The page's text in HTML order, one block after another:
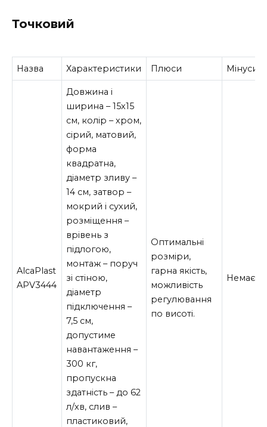
Точковий
Назва Характеристики Плюси Мінуси
AlcaPlast
APV3444
Довжина і
ширина – 15х15
см, колір – хром,
сірий, матовий,
форма
квадратна,
діаметр зливу –
14 см, затвор –
мокрий і сухий,
розміщення –
врівень з
підлогою,
монтаж – поруч
зі стіною,
діаметр
підключення –
7,5 см,
допустиме
навантаження –
300 кг,
пропускна
здатність – до 62
л/хв, слив –
пластиковий,
Оптимальні
розміри,
гарна якість,
можливість
регулювання
по висоті.
Немає.